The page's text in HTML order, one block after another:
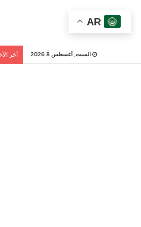
السبت, أغسطس 8 2026 أخر
AR